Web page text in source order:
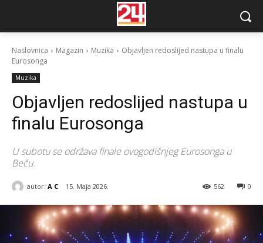
Naslovnica Magazin Muzika
Objavljen redoslijed nastupa u finalu
Eurosonga
Muzika
Objavljen redoslijed nastupa u
finalu Eurosonga
U subotu se održava finale ovogodišnjeg Eurosonga u
Beču.
autor: A C 15. Maja 2026. 0
562